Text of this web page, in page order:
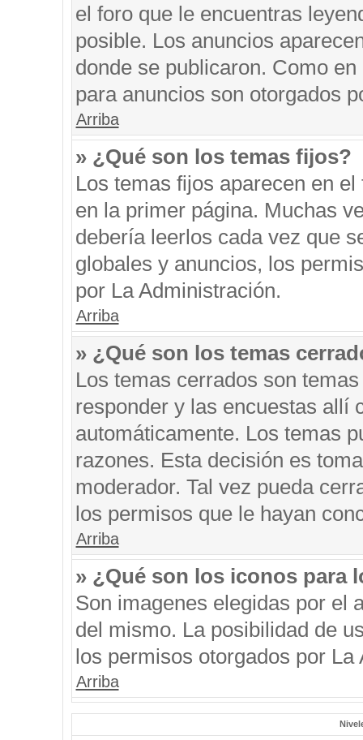
el foro que le encuentras
posible. Los anuncios
donde se publicaron. Como
para anuncios son otorgados
Arriba
» ¿Qué son los temas fijos?
Los temas fijos aparecen en
en la primer página. Muchas
debería leerlos cada vez que
globales y anuncios, los
por La Administración.
Arriba
» ¿Qué son los temas
Los temas cerrados son
responder y las encuestas allí
automáticamente. Los temas
razones. Esta decisión es
moderador. Tal vez pueda
los permisos que le hayan
Arriba
» ¿Qué son los iconos para
Son imagenes elegidas por el
del mismo. La posibilidad de
los permisos otorgados por La
Arriba